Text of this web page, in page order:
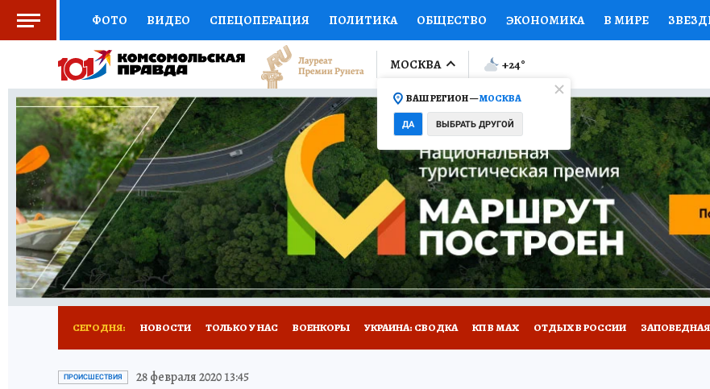
ФОТО ВИДЕО СПЕЦОПЕРАЦИЯ ПОЛИТИКА ОБЩЕСТВО ЭКОНОМИКА В МИРЕ
СОЦПОДДЕРЖКА НАУКА СПОРТ КОЛУМНИСТЫ ПРОИСШЕСТВИЯ НАЦИОНАЛЬНЫЕ
ВЫБОР ЭКСПЕРТОВ ДОКТОР ФИНАНСЫ ОТКРЫВАЕМ МИР Я ЗНАЮ СЕМЬЯ ЖЕНСКИЕ
КНИЖНАЯ ПОЛКА ПРОГНОЗЫ НА СПОРТ ПРОМОКОДЫ СЕРИАЛЫ СПЕЦПРОЕКТЫ
ПРЕСС-ЦЕНТР НЕДВИЖИМОСТЬ ТЕЛЕВИЗОР КОЛЛЕКЦИИ КОНКУРСЫ РАБОТА У НАС
РАДИО КП РЕКЛАМА ТЕСТЫ НОВОЕ НА САЙТЕ
МОСКВА
ВАШ РЕГИОН —МОСКВА
ДА ВЫБРАТЬ ДРУГОЙ
+24°
СЕГОДНЯ: НОВОСТИ ТОЛЬКО У НАС ВОЕНКОРЫ УКРАИНА: СВОДКА КП В МАХ ОТДЫХ В РОССИИ
ИСПЫТАНО НА СЕБЕ
ПРОИСШЕСТВИЯ 28 февраля 2020 13:45